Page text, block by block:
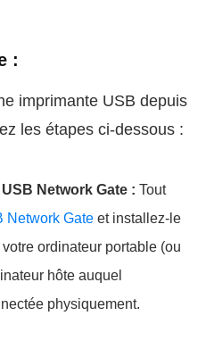
:
imprimante USB depuis
les étapes ci-dessous :
Network Gate : Tout
Network Gate et installez-le
ordinateur portable (ou
hôte auquel
physiquement.